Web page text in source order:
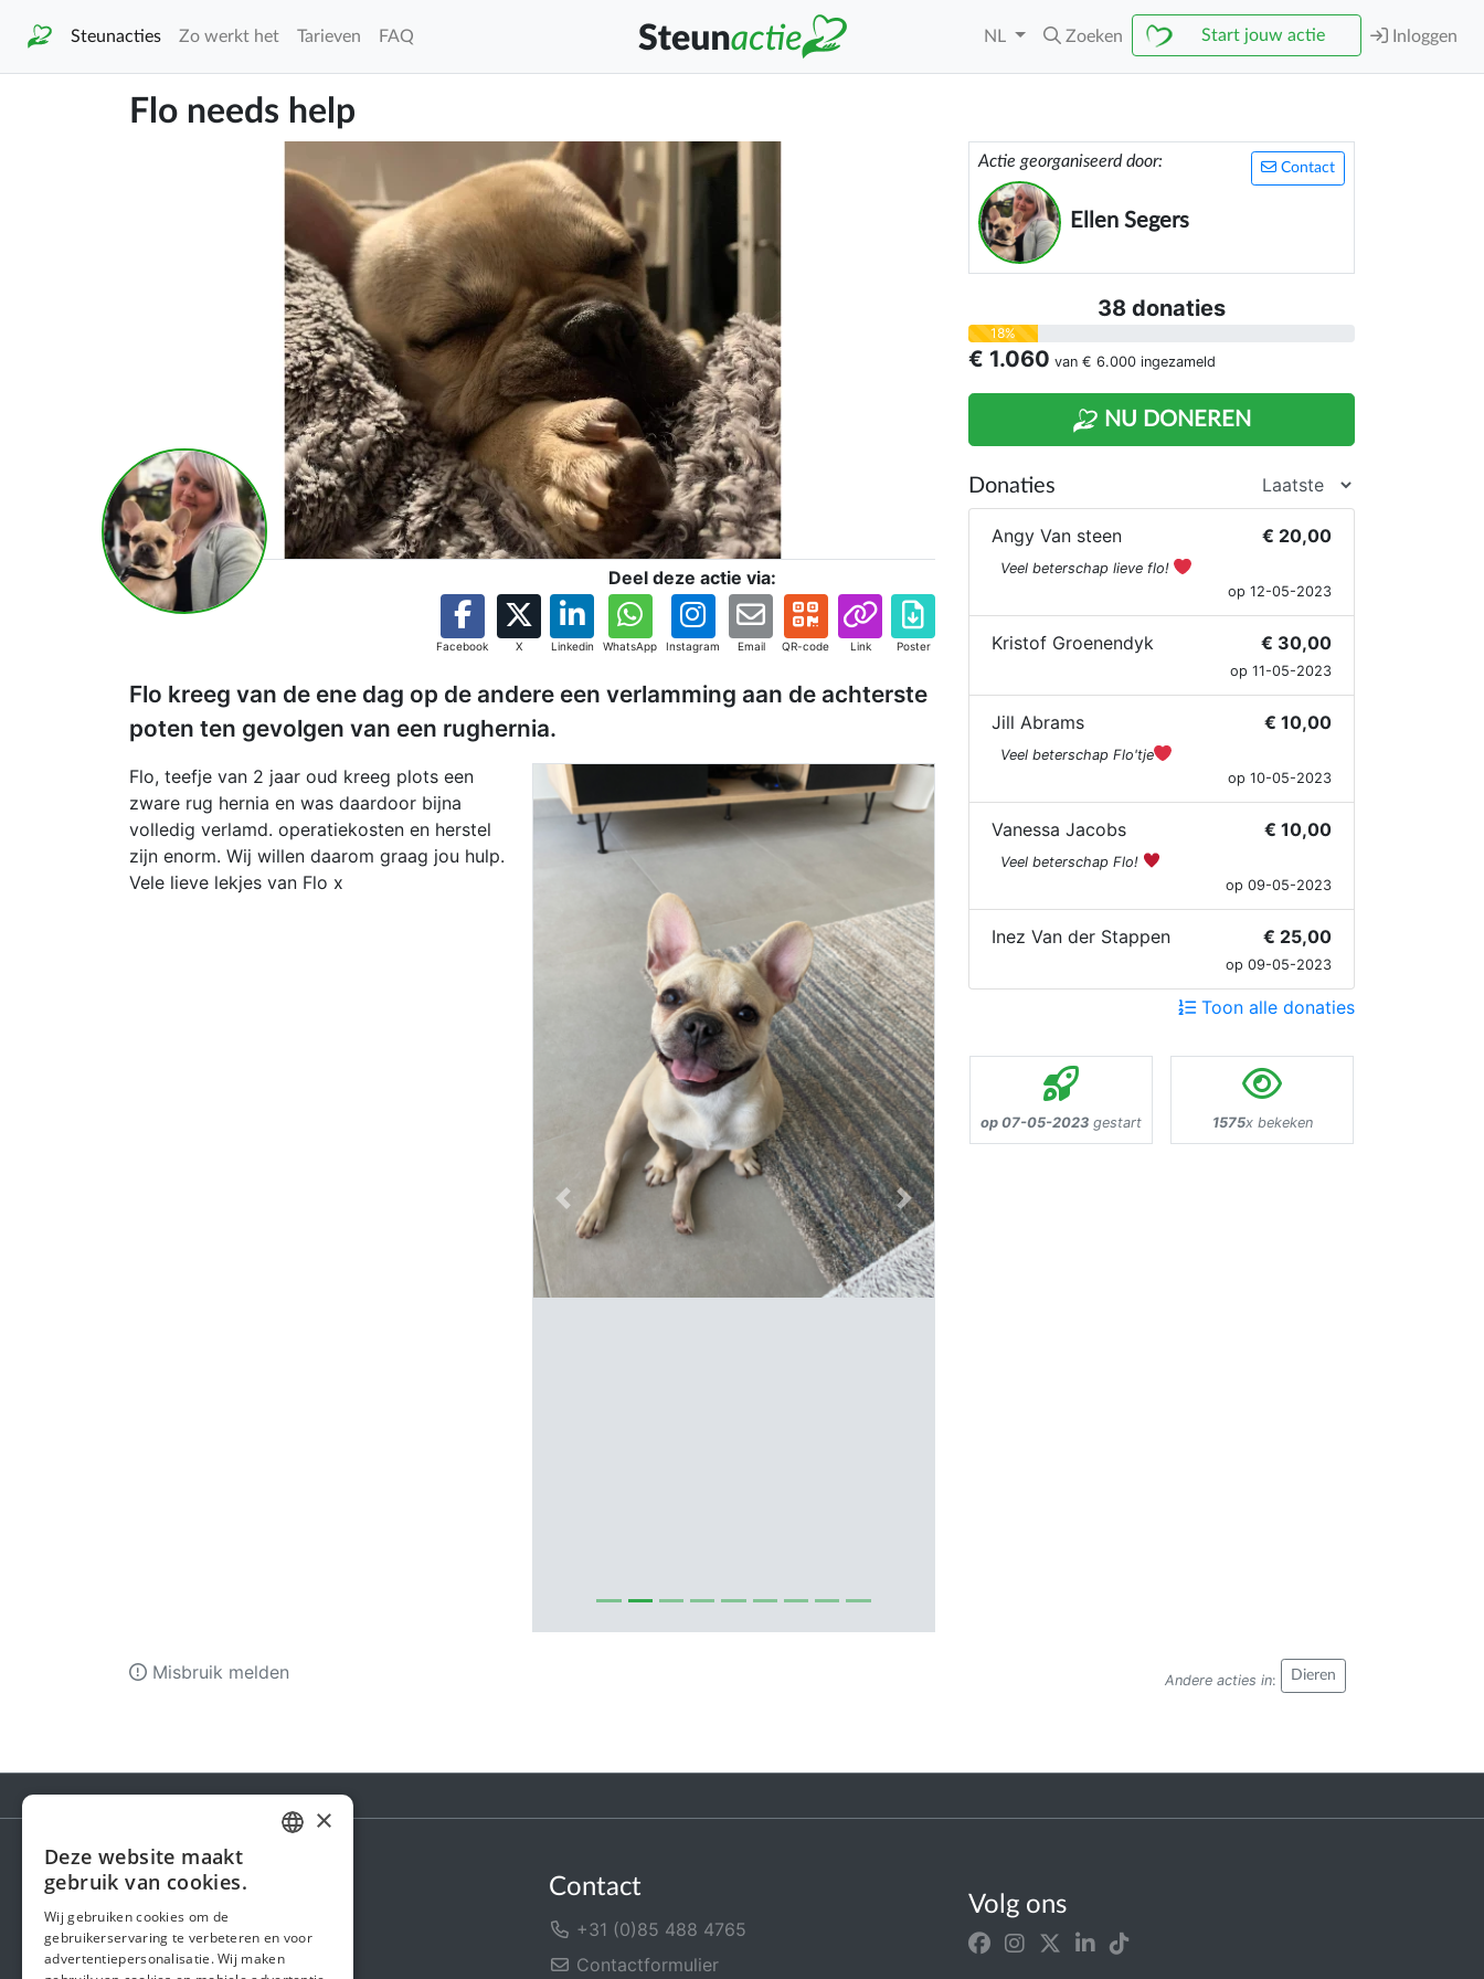
Steunacties Zo werkt het Tarieven FAQ NL Zoeken Start jouw actie Inloggen
Flo needs help
Deel deze actie via:
Facebook X Linkedin WhatsApp Instagram Email QR-code Link Poster
Flo kreeg van de ene dag op de andere een verlamming aan de achterste
poten ten gevolgen van een rughernia.
Previous Next
Flo, teefje van 2 jaar oud kreeg plots een
zware rug hernia en was daardoor bijna
volledig verlamd. operatiekosten en herstel
zijn enorm. Wij willen daarom graag jou hulp.
Vele lieve lekjes van Flo x
Contact
Actie georganiseerd door:
Ellen Segers
38 donaties
18%
€ 1.060 van € 6.000 ingezameld
NU DONEREN
Donaties
Angy Van steen € 20,00
Veel beterschap lieve flo!
op 12-05-2023
Kristof Groenendyk € 30,00
op 11-05-2023
Jill Abrams € 10,00
Veel beterschap Flo'tje
op 10-05-2023
Vanessa Jacobs € 10,00
Veel beterschap Flo!
op 09-05-2023
Inez Van der Stappen € 25,00
op 09-05-2023
Toon alle donaties
op 07-05-2023 gestart 1575x bekeken
Andere acties in: Dieren
Misbruik melden
Steunactie
Over ons
In de media
Contact
+31 (0)85 488 4765
Contactformulier
Volg ons
ENGLISH
×
Deze website maakt
gebruik van cookies.
Wij gebruiken cookies om de
gebruikerservaring te verbeteren en voor
advertentiepersonalisatie. Wij maken